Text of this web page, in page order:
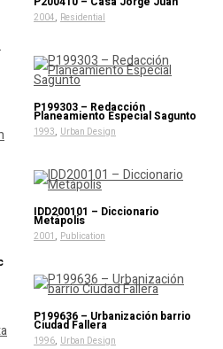
2004, Residential
P199303 – Redacción
Planeamiento Especial Sagunto
1993, Urban Design
IDD200101 – Diccionario
Metápolis
2001 , Publication
P199636 – Urbanización barrio
Ciudad Fallera
1996, Urban Design